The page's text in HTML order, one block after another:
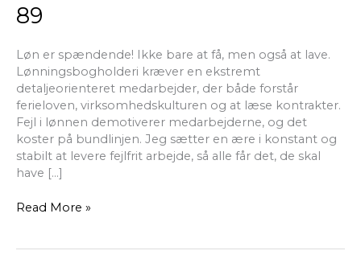
89
Løn er spændende! Ikke bare at få, men også at lave.
Lønningsbogholderi kræver en ekstremt
detaljeorienteret medarbejder, der både forstår
ferieloven, virksomhedskulturen og at læse kontrakter.
Fejl i lønnen demotiverer medarbejderne, og det
koster på bundlinjen. Jeg sætter en ære i konstant og
stabilt at levere fejlfrit arbejde, så alle får det, de skal
have […]
89
Read More »